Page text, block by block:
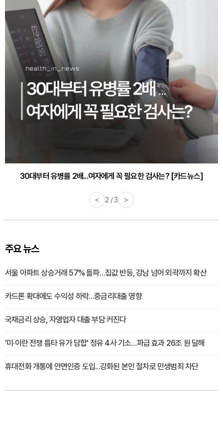
30대부터 유병률 2배...여자에게 꼭 필요한 검사는? [카드뉴스]
< 2 / 3 >
주요 뉴스
서울 아파트 상승거래 57% 돌파…집값 반등, 강남 넘어 외곽까지 확산
카드론 확대에도 수익성 하락…중금리대출 영향
국채금리 상승, 자영업자 대출 부담 커진다
'미·이란 전쟁 틈타 유가 담합' 정유 4사 기소…파급 효과 26조 원 달해
휴대전화 개통에 안면인증 도입...강화된 본인 절차로 민생범죄 차단